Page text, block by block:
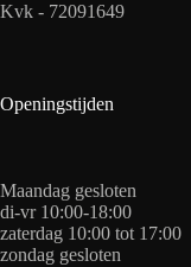
Kvk - 72091649
Openingstijden
Maandag gesloten
di-vr 10:00-18:00
zaterdag 10:00 tot 17:00
zondag gesloten